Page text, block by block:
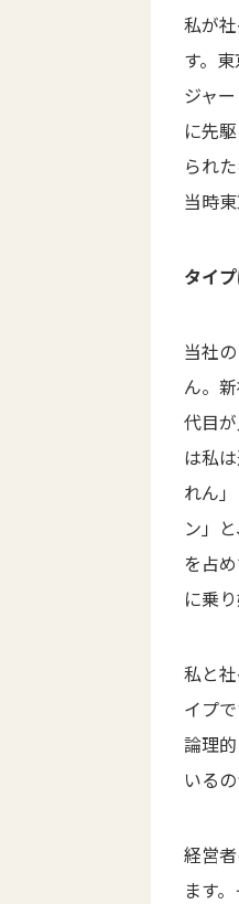
私が
す。
ジャ
に先
られ
当時
タイ
当社
ん。
代目
は私
れん
ン」
を占
に乗
私と
イプ
論理
いる
経営
ます